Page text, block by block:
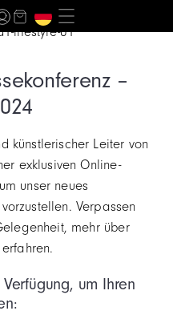
–
künstlerischer Leiter von
exklusiven Online-
unser neues
Verpassen
mehr über
um Ihren